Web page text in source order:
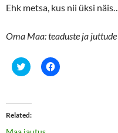
Ehk metsa, kus nii üksi
Oma Maa: teaduste ja
C
l
t
o
s
C
l
Related